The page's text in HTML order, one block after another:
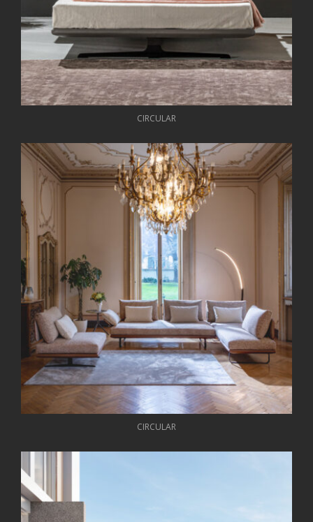
CIRCULAR
CIRCULAR